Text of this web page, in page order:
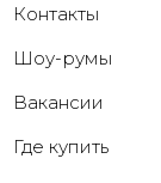
Контакты
Шоу-румы
Вакансии
Где купить